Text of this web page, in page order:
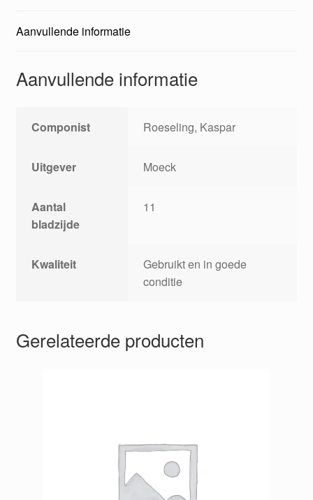
Aanvullende informatie
Aanvullende informatie
Componist Roeseling, Kaspar
Uitgever Moeck
Aantal
bladzijde
11
Kwaliteit
Gebruikt en in goede
conditie
Gerelateerde producten